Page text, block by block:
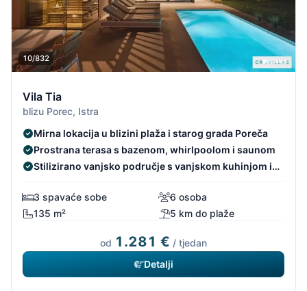
10/832
Vila Tia
blizu Porec, Istra
Mirna lokacija u blizini plaža i starog grada Poreča
Prostrana terasa s bazenom, whirlpoolom i saunom
Stilizirano vanjsko područje s vanjskom kuhinjom i
3 spavaće sobe
6 osoba
135 m²
5 km do plaže
od 1.281 € / tjedan
Detalji